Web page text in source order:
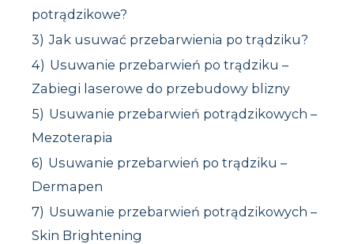
potrądzikowe?
3) Jak usuwać przebarwienia po trądziku?
4) Usuwanie przebarwień po trądziku –
Zabiegi laserowe do przebudowy blizny
5) Usuwanie przebarwień potrądzikowych –
Mezoterapia
6) Usuwanie przebarwień po trądziku –
Dermapen
7) Usuwanie przebarwień potrądzikowych –
Skin Brightening